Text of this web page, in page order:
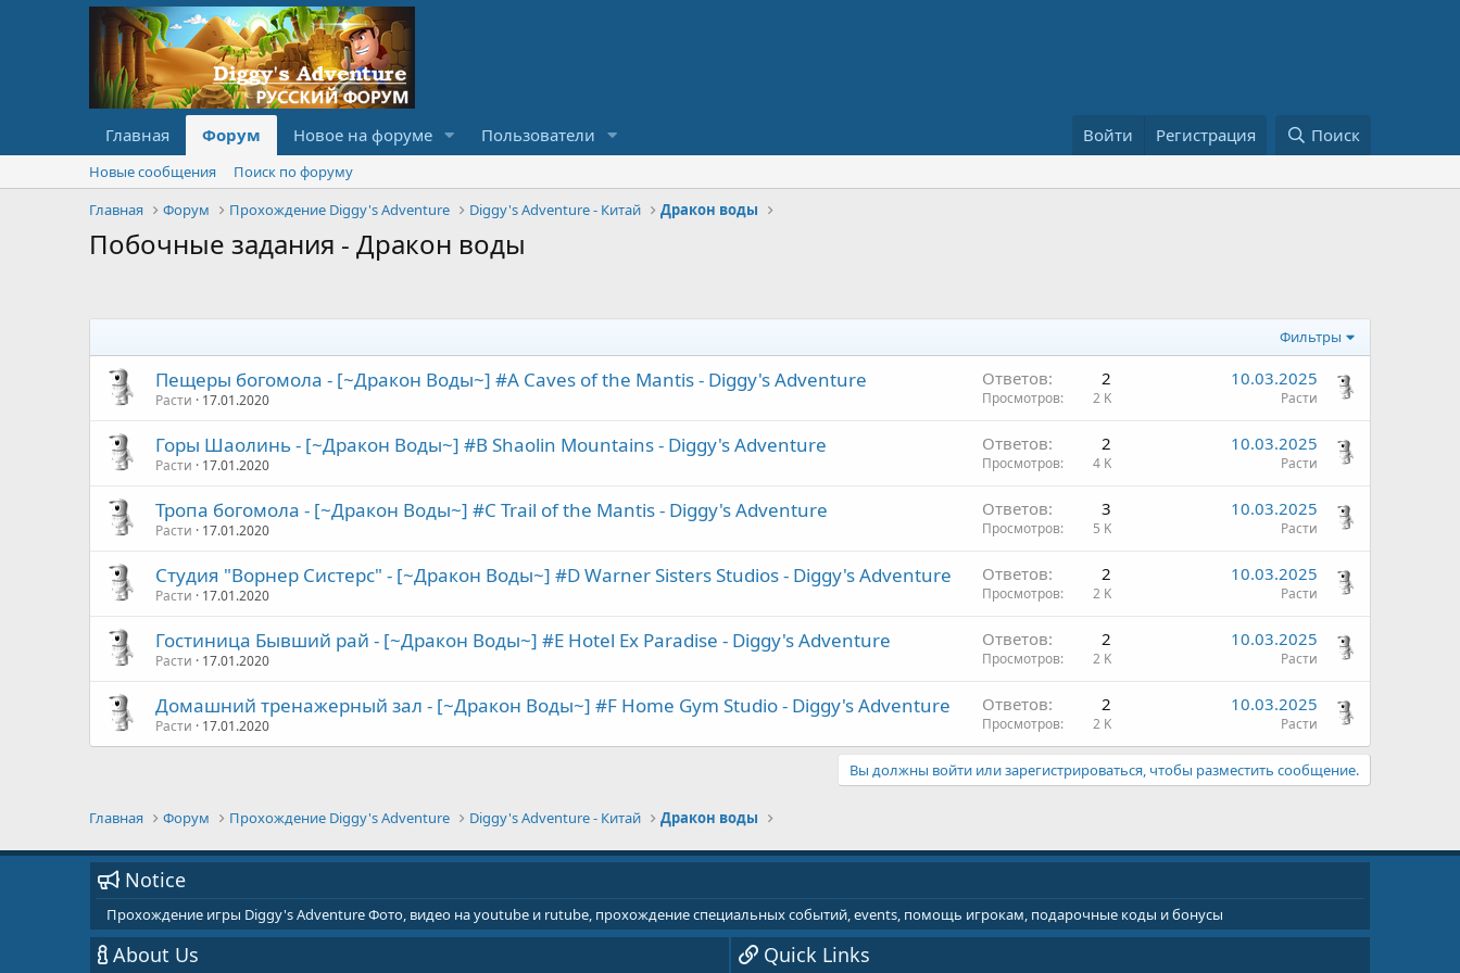
Главная Форум Новое на форуме Пользователи Войти Регистрация Поиск
Новые сообщения
Поиск по форуму
Главная
Форум Прохождение Diggy's Adventure Diggy's Adventure - Китай Дракон воды
Побочные задания - Дракон воды
Фильтры
Пещеры богомола - [~Дракон Воды~] #A Caves of the Mantis - Diggy's Adventure
Расти 17.01.2020
Ответов 2
Просмотров 2 K
10.03.2025
Расти
Горы Шаолинь - [~Дракон Воды~] #B Shaolin Mountains - Diggy's Adventure
Расти 17.01.2020
Ответов 2
Просмотров 4 K
10.03.2025
Расти
Тропа богомола - [~Дракон Воды~] #C Trail of the Mantis - Diggy's Adventure
Расти 17.01.2020
Ответов 3
Просмотров 5 K
10.03.2025
Расти
Студия "Ворнер Систерс" - [~Дракон Воды~] #D Warner Sisters Studios - Diggy's Adventure
Расти 17.01.2020
Ответов 2
Просмотров 2 K
10.03.2025
Расти
Гостиница Бывший рай - [~Дракон Воды~] #E Hotel Ex Paradise - Diggy's Adventure
Расти 17.01.2020
Ответов 2
Просмотров 2 K
10.03.2025
Расти
Домашний тренажерный зал - [~Дракон Воды~] #F Home Gym Studio - Diggy's Adventure
Расти 17.01.2020
Ответов 2
Просмотров 2 K
10.03.2025
Расти
Вы должны войти или зарегистрироваться, чтобы разместить сообщение.
Главная Форум Прохождение Diggy's Adventure Diggy's Adventure - Китай Дракон воды
Notice
Прохождение игры Diggy's Adventure Фото, видео на youtube и rutube, прохождение специальных событий, events, помощь игрокам, подарочные коды и бонусы
About Us Quick Links